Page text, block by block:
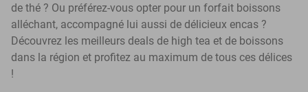
de thé ? Ou préférez-vous opter pour un forfait boissons
alléchant, accompagné lui aussi de délicieux encas ?
Découvrez les meilleurs deals de high tea et de boissons
dans la région et profitez au maximum de tous ces délices
!